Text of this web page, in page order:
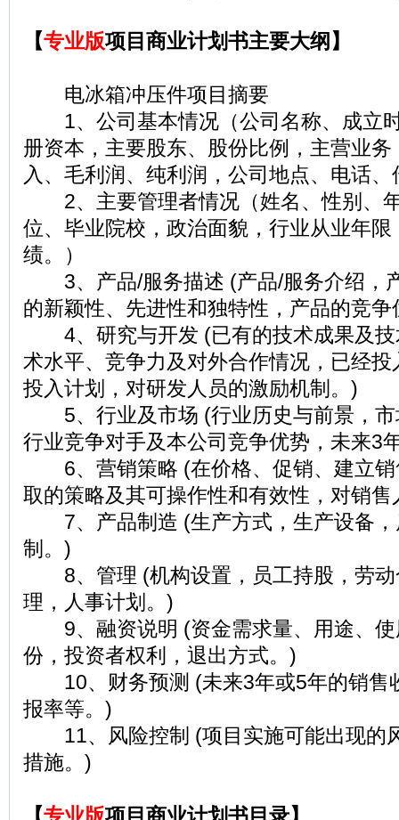
【专业版项目商业计划书主要大纲】
电冰箱冲压件项目摘要
1、公司基本情况（公司名称、成立
册资本，主要股东、股份比例，主营业
入、毛利润、纯利润，公司地点、电话
2、主要管理者情况（姓名、性别、
位、毕业院校，政治面貌，行业从业年
绩。）
3、产品/服务描述 (产品/服务介绍，
的新颖性、先进性和独特性，产品的竞争
4、研究与开发 (已有的技术成果及技
术水平、竞争力及对外合作情况，已经
投入计划，对研发人员的激励机制。)
5、行业及市场 (行业历史与前景，市
行业竞争对手及本公司竞争优势，未来3
6、营销策略 (在价格、促销、建立销
取的策略及其可操作性和有效性，对销
7、产品制造 (生产方式，生产设备，
制。)
8、管理 (机构设置，员工持股，劳动
理，人事计划。)
9、融资说明 (资金需求量、用途、使
份，投资者权利，退出方式。)
10、财务预测 (未来3年或5年的销售
报率等。)
11、风险控制 (项目实施可能出现的
措施。)